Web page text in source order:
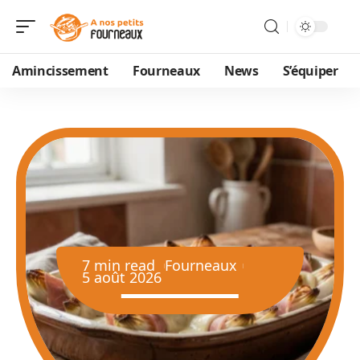
Amincissement Fourneaux News S’équiper
7 min read Fourneaux
5 août 2026